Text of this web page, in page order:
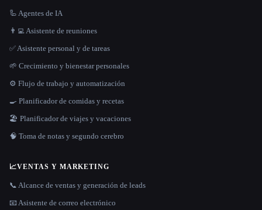
🦾 Agentes de IA
👨‍💻 Asistente de reuniones
✅ Asistente personal y de tareas
🌱 Crecimiento y bienestar personales
⚙️ Flujo de trabajo y automatización
🍳 Planificador de comidas y recetas
🏖 Planificador de viajes y vacaciones
🧠 Toma de notas y segundo cerebro
📈VENTAS Y MARKETING
📞 Alcance de ventas y generación de leads
📧 Asistente de correo electrónico